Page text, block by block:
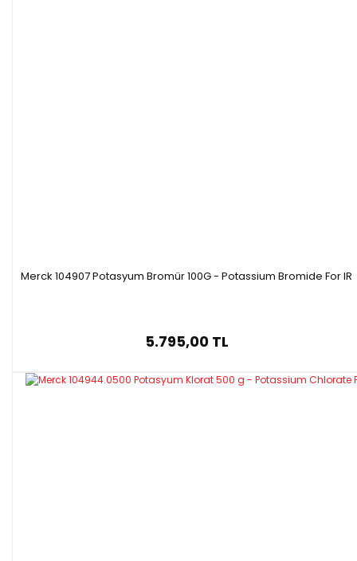
Merck 104907 Potasyum Bromür 100G - Potassium Bromide For IR
5.795,00 TL